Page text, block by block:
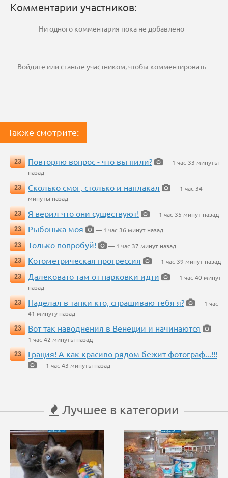
Комментарии участников:
Ни одного комментария пока не добавлено
Войдите илистаньте участником, чтобы комментировать
Также смотрите:
23 Повторяю вопрос - что вы пили?
— 1 час 33 минуты
назад
23
Сколько смог, столько и наплакал
— 1 час 34
минуты назад
23
Я верил что они существуют!
— 1 час 35 минут назад
23
Рыбонька моя
— 1 час 36 минут назад
23
Только попробуй!
— 1 час 37 минут назад
23
Котометрическая прогрессия
— 1 час 39 минут назад
23
Далековато там от парковки идти
— 1 час 40 минут
назад
23
Наделал в тапки кто, спрашиваю тебя я?
— 1 час
41 минуту назад
23
Вот так наводнения в Венеции и начинаются
—
1 час 42 минуты назад
23
Грация! А как красиво рядом бежит фотограф...!!!
— 1 час 43 минуты назад
Лучшее в категории